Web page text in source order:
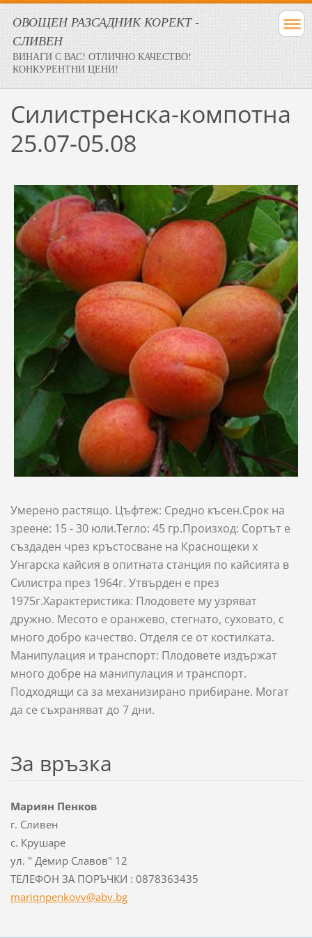
ОВОЩЕН РАЗСАДНИК КОРЕКТ -
СЛИВЕН
ВИНАГИ С ВАС! ОТЛИЧНО КАЧЕСТВО!
КОНКУРЕНТНИ ЦЕНИ!
Силистренска-компотна
25.07-05.08
Умерено растящо. Цъфтеж: Средно късен.Срок на
зреене: 15 - 30 юли.Тегло: 45 гр.Произход: Сортът е
създаден чрез кръстосване на Краснощеки x
Унгарска кайсия в опитната станция по кайсията в
Силистра през 1964г. Утвърден е през
1975г.Характеристика: Плодовете му узряват
дружно. Месото е оранжево, стегнато, суховато, с
много добро качество. Отделя се от костилката.
Манипулация и транспорт: Плодовете издържат
много добре на манипулация и транспорт.
Подходящи са за механизирано прибиране. Могат
да се съхраняват до 7 дни.
За връзка
Мариян Пенков
г. Сливен
с. Крушаре
ул. " Демир Славов" 12
ТЕЛЕФОН ЗА ПОРЪЧКИ : 0878363435
mariqnpenkovv@abv.bg